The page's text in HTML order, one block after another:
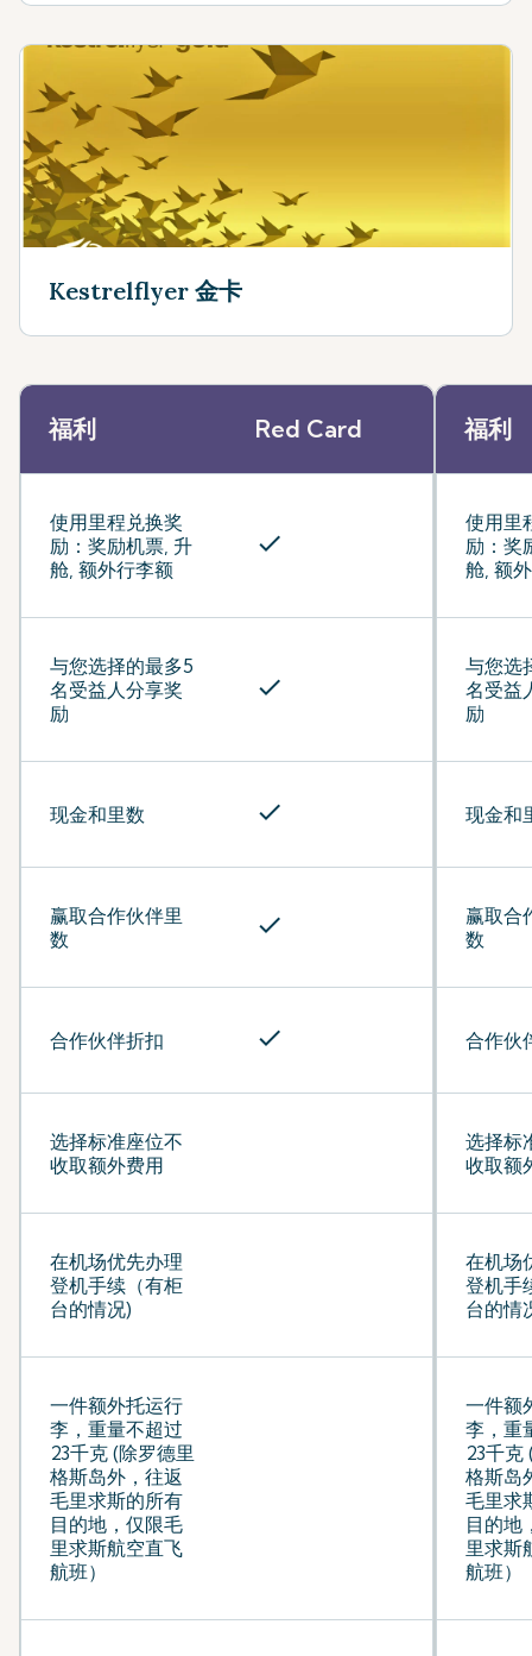
Kestrelflyer 金卡
福利 Red Card
使用里程兑换奖
励：奖励机票, 升
舱, 额外行李额
check
与您选择的最多5
名受益人分享奖
励
check
现金和里数 check
赢取合作伙伴里
数
check
合作伙伴折扣 check
选择标准座位不
收取额外费用
在机场优先办理
登机手续（有柜
台的情况)
一件额外托运行
李，重量不超过
23千克 (除罗德里
格斯岛外，往返
毛里求斯的所有
目的地，仅限毛
里求斯航空直飞
航班）
福利
使用里
励：奖
舱, 额
与您选
名受益
励
现金和
赢取合
数
合作伙
选择标
收取额
在机场
登机手
台的情
一件额
李，重
23千克
格斯岛
毛里求
目的地
里求斯
航班）